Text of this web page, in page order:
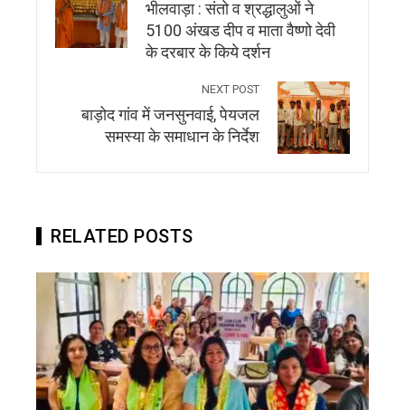
भीलवाड़ा : संतो व श्रद्धालुओं ने
5100 अंखड दीप व माता वैष्णो देवी
के दरबार के किये दर्शन
NEXT POST
बाड़ोद गांव में जनसुनवाई, पेयजल
समस्या के समाधान के निर्देश
RELATED POSTS